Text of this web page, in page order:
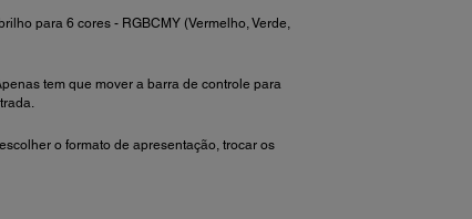
para 6 cores - RGBCMY (Vermelho, Verde,
tem que mover a barra de controle para
o formato de apresentação, trocar os